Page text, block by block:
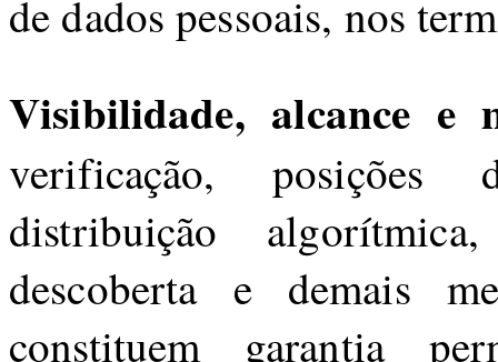
de dados pessoais, nos
Visibilidade, alcance e
verificação, posições
distribuição
descoberta e demais
constituem garantia